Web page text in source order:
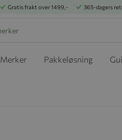
Gratis frakt over 1499,- 365-dagers
Merker Pakkeløsning